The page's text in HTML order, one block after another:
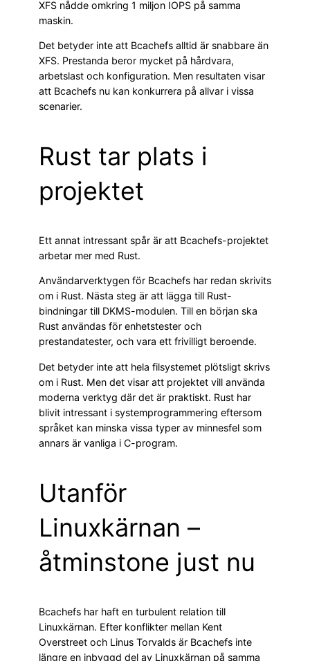
XFS nådde omkring 1 miljon IOPS på samma
maskin.
Det betyder inte att Bcachefs alltid är snabbare än
XFS. Prestanda beror mycket på hårdvara,
arbetslast och konfiguration. Men resultaten visar
att Bcachefs nu kan konkurrera på allvar i vissa
scenarier.
Rust tar plats i
projektet
Ett annat intressant spår är att Bcachefs-projektet
arbetar mer med Rust.
Användarverktygen för Bcachefs har redan skrivits
om i Rust. Nästa steg är att lägga till Rust-
bindningar till DKMS-modulen. Till en början ska
Rust användas för enhetstester och
prestandatester, och vara ett frivilligt beroende.
Det betyder inte att hela filsystemet plötsligt skrivs
om i Rust. Men det visar att projektet vill använda
moderna verktyg där det är praktiskt. Rust har
blivit intressant i systemprogrammering eftersom
språket kan minska vissa typer av minnesfel som
annars är vanliga i C-program.
Utanför
Linuxkärnan –
åtminstone just nu
Bcachefs har haft en turbulent relation till
Linuxkärnan. Efter konflikter mellan Kent
Overstreet och Linus Torvalds är Bcachefs inte
längre en inbyggd del av Linuxkärnan på samma